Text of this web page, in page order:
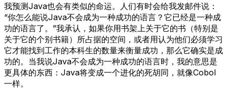
我预测Java也会有类似的命运。人们有时会给我发邮件说：
“你怎么能说Java不会成为一种成功的语言？它已经是一种成
功的语言了。”我承认，如果你用书架上关于它的书（特别是
关于它的个别书籍）所占据的空间，或者用认为他们必须学习
它才能找到工作的本科生的数量来衡量成功，那么它确实是成
功的。当我说Java不会成为一种成功的语言时，我的意思是
更具体的东西：Java将变成一个进化的死胡同，就像Cobol
一样。